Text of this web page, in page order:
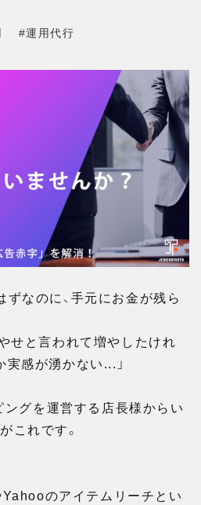
#運用代行
ずなのに、手元にお金が残ら
せと言われて増やしたけれ
実感が湧かない...」
グを運営する店長様からい
これです。
のアイテムリーチとい